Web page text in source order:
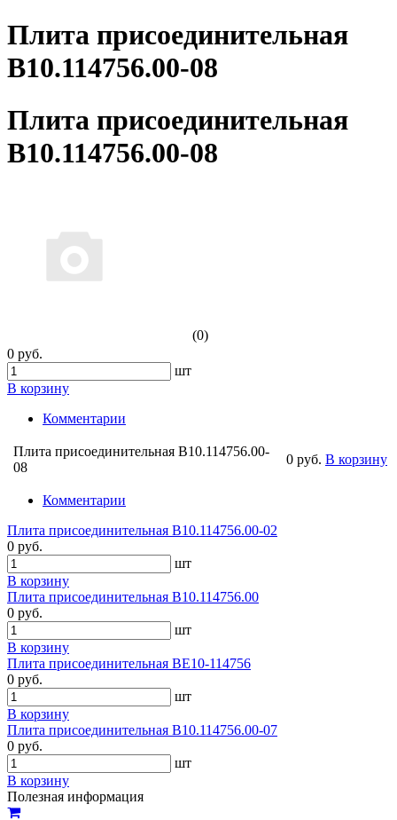
Плита присоединительная
В10.114756.00-08
Плита присоединительная
В10.114756.00-08
(0)
0 руб.
шт
В корзину
Комментарии
Плита присоединительная В10.114756.00-
08
0 руб. В корзину
Комментарии
Плита присоединительная В10.114756.00-02
0 руб.
шт
В корзину
Плита присоединительная В10.114756.00
0 руб.
шт
В корзину
Плита присоединительная ВЕ10-114756
0 руб.
шт
В корзину
Плита присоединительная В10.114756.00-07
0 руб.
шт
В корзину
Полезная информация